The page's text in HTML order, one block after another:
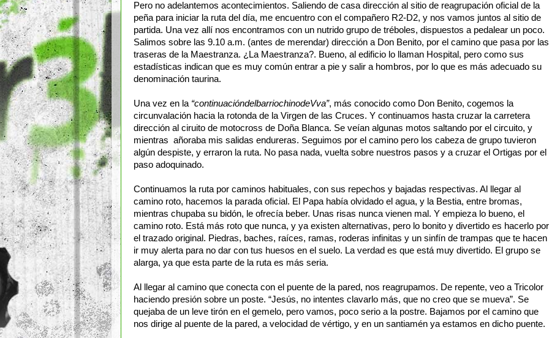
Pero no adelantemos acontecimientos. Saliendo de casa dirección al sitio de reagrupación oficial de la
peña para iniciar la ruta del día, me encuentro con el compañero R2-D2, y nos vamos juntos al sitio de
partida. Una vez allí nos encontramos con un nutrido grupo de tréboles, dispuestos a pedalear un poco.
Salimos sobre las 9.10 a.m. (antes de merendar) dirección a Don Benito, por el camino que pasa por las
traseras de la Maestranza. ¿La Maestranza?. Bueno, al edificio lo llaman Hospital, pero como sus
estadísticas indican que es muy común entrar a pie y salir a hombros, por lo que es más adecuado su
denominación taurina.
Una vez en la “continuacióndelbarriochinodeVva”, más conocido como Don Benito, cogemos la
circunvalación hacia la rotonda de la Virgen de las Cruces. Y continuamos hasta cruzar la carretera
dirección al ciruito de motocross de Doña Blanca. Se veían algunas motos saltando por el circuito, y
mientras añoraba mis salidas endureras. Seguimos por el camino pero los cabeza de grupo tuvieron
algún despiste, y erraron la ruta. No pasa nada, vuelta sobre nuestros pasos y a cruzar el Ortigas por el
paso adoquinado.
Continuamos la ruta por caminos habituales, con sus repechos y bajadas respectivas. Al llegar al
camino roto, hacemos la parada oficial. El Papa había olvidado el agua, y la Bestia, entre bromas,
mientras chupaba su bidón, le ofrecía beber. Unas risas nunca vienen mal. Y empieza lo bueno, el
camino roto. Está más roto que nunca, y ya existen alternativas, pero lo bonito y divertido es hacerlo por
el trazado original. Piedras, baches, raíces, ramas, roderas infinitas y un sinfín de trampas que te hacen
ir muy alerta para no dar con tus huesos en el suelo. La verdad es que está muy divertido. El grupo se
alarga, ya que esta parte de la ruta es más seria.
Al llegar al camino que conecta con el puente de la pared, nos reagrupamos. De repente, veo a Tricolor
haciendo presión sobre un poste. “Jesús, no intentes clavarlo más, que no creo que se mueva”. Se
quejaba de un leve tirón en el gemelo, pero vamos, poco serio a la postre. Bajamos por el camino que
nos dirige al puente de la pared, a velocidad de vértigo, y en un santiamén ya estamos en dicho puente.